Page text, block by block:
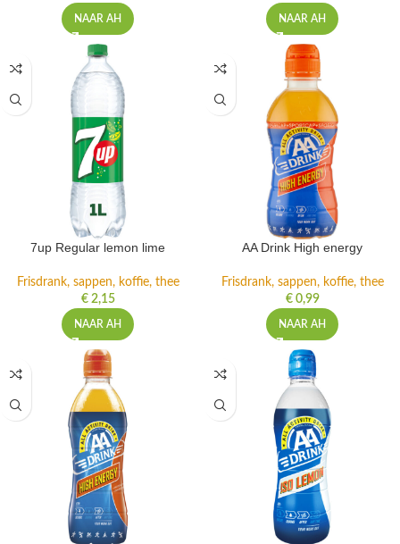
NAAR AH NAAR AH
7up Regular lemon lime
Frisdrank, sappen, koffie, thee
€2,15
NAAR AH
AA Drink High energy
Frisdrank, sappen, koffie, thee
€0,99
NAAR AH